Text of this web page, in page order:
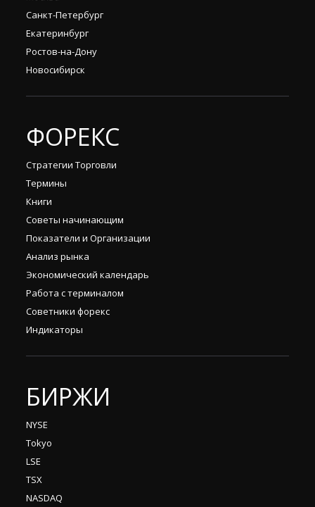
Санкт-Петербург
Екатеринбург
Ростов-на-Дону
Новосибирск
ФОРЕКС
Стратегии Торговли
Термины
Книги
Советы начинающим
Показатели и Организации
Анализ рынка
Экономический календарь
Работа с терминалом
Советники форекс
Индикаторы
БИРЖИ
NYSE
Tokyo
LSE
TSX
NASDAQ